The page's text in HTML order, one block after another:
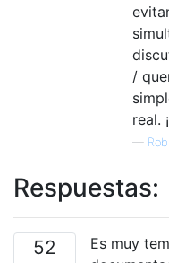
/
real.
— Rob
Respuestas:
52
Es muy